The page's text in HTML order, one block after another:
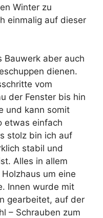
Winter zu
einmalig auf dieser
Bauwerk aber auch
dienen.
vom
der Fenster bis hin
und kann somit
etwas einfach
stolz bin ich auf
stabil und
Alles in allem
um eine
Innen wurde mit
gearbeitet, auf der
– Schrauben zum